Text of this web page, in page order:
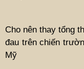
Cho nên thay tổng
đau trên chiến
Mỹ